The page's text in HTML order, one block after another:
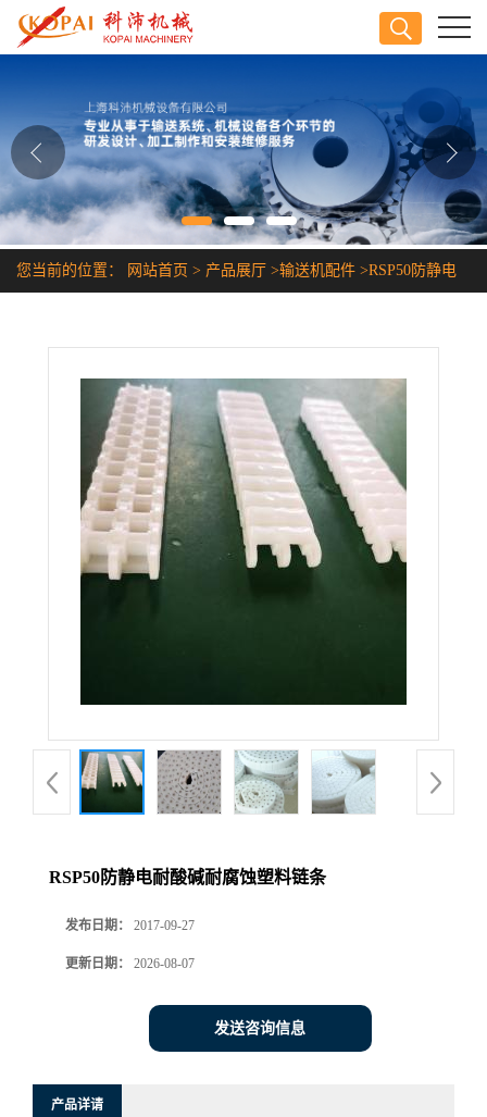
公司介绍
公司动态
产品展厅
证书荣誉
您当前的位置： 网站首页 > 产品展厅 >输送机配件 >RSP50防静电
RSP50防静电耐酸碱耐腐蚀塑料链条
发布日期： 2017-09-27
更新日期： 2026-08-07
发送咨询信息
产品详请